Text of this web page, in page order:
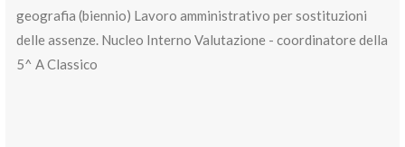
geografia (biennio) Lavoro amministrativo per sostituzioni
delle assenze. Nucleo Interno Valutazione - coordinatore della
5^ A Classico